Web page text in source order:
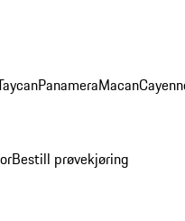
PanameraMacan
Bestill prøvekjøring